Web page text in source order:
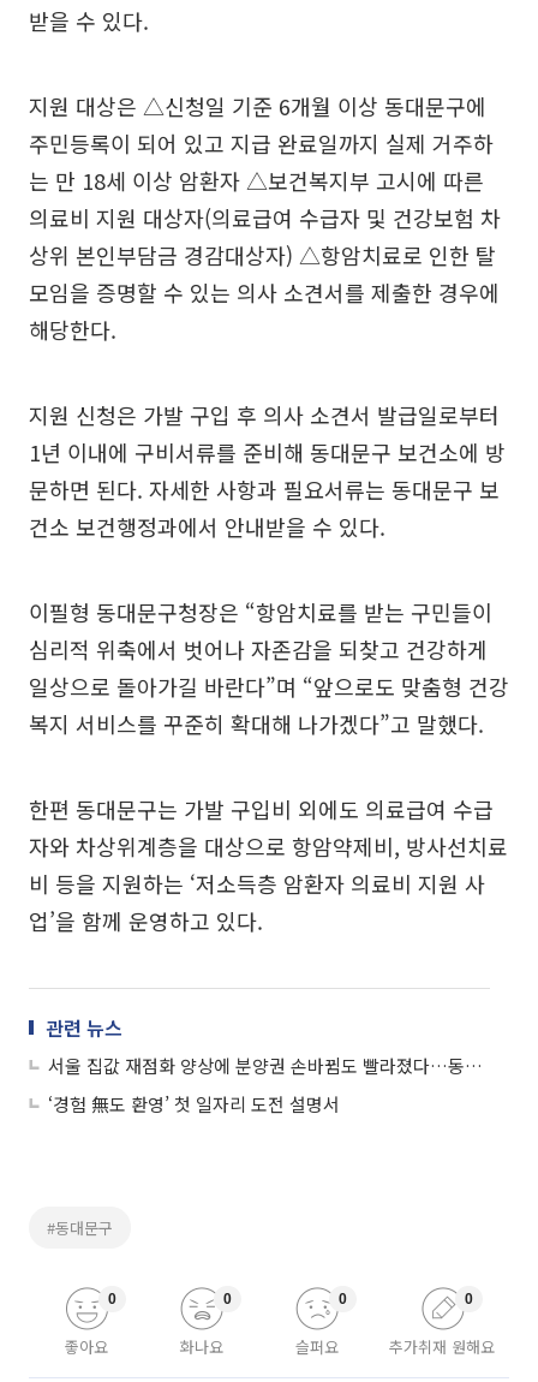
받을 수 있다.
지원 대상은 △신청일 기준 6개월 이상 동대문구에
주민등록이 되어 있고 지급 완료일까지 실제 거주하
는 만 18세 이상 암환자 △보건복지부 고시에 따른
의료비 지원 대상자(의료급여 수급자 및 건강보험 차
상위 본인부담금 경감대상자) △항암치료로 인한 탈
모임을 증명할 수 있는 의사 소견서를 제출한 경우에
해당한다.
지원 신청은 가발 구입 후 의사 소견서 발급일로부터
1년 이내에 구비서류를 준비해 동대문구 보건소에 방
문하면 된다. 자세한 사항과 필요서류는 동대문구 보
건소 보건행정과에서 안내받을 수 있다.
이필형 동대문구청장은 “항암치료를 받는 구민들이
심리적 위축에서 벗어나 자존감을 되찾고 건강하게
일상으로 돌아가길 바란다”며 “앞으로도 맞춤형 건강
복지 서비스를 꾸준히 확대해 나가겠다”고 말했다.
한편 동대문구는 가발 구입비 외에도 의료급여 수급
자와 차상위계층을 대상으로 항암약제비, 방사선치료
비 등을 지원하는 ‘저소득층 암환자 의료비 지원 사
업’을 함께 운영하고 있다.
관련 뉴스
서울 집값 재점화 양상에 분양권 손바뀜도 빨라졌다…동대문구 신축 수요 ‘쑥’
‘경험 無도 환영’ 첫 일자리 도전 설명서
#동대문구
좋아요
0
화나요
0
슬퍼요
0
추가취재 원해요
0